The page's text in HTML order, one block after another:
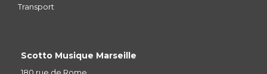
Transport
Scotto Musique Marseille
180 rue de Rome